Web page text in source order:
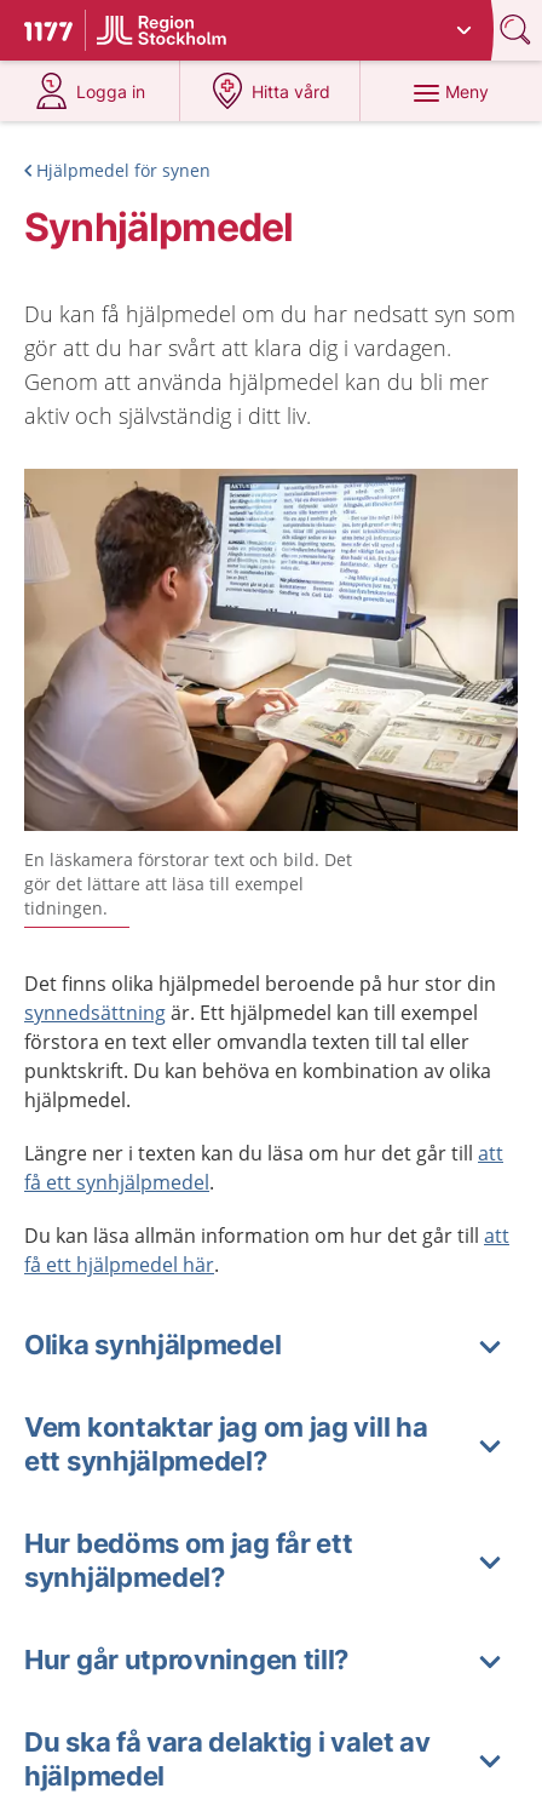
Till startsidan för 1177
Du har valt region
Logga in
på 1177.se
Hitta vård
på 1177.se
Meny
Hjälpmedel för synen
Synhjälpmedel
Du kan få hjälpmedel om du har nedsatt syn som
gör att du har svårt att klara dig i vardagen.
Genom att använda hjälpmedel kan du bli mer
aktiv och självständig i ditt liv.
En läskamera förstorar text och bild. Det
gör det lättare att läsa till exempel
tidningen.
Det finns olika hjälpmedel beroende på hur stor din
synnedsättningär. Ett hjälpmedel kan till exempel
förstora en text eller omvandla texten till tal eller
punktskrift. Du kan behöva en kombination av olika
hjälpmedel.
Längre ner i texten kan du läsa om hur det går till att
få ett synhjälpmedel.
Du kan läsa allmän information om hur det går till att
få ett hjälpmedel här.
Olika synhjälpmedel
Vem kontaktar jag om jag vill ha
ett synhjälpmedel?
Hur bedöms om jag får ett
synhjälpmedel?
Hur går utprovningen till?
Du ska få vara delaktig i valet av
hjälpmedel